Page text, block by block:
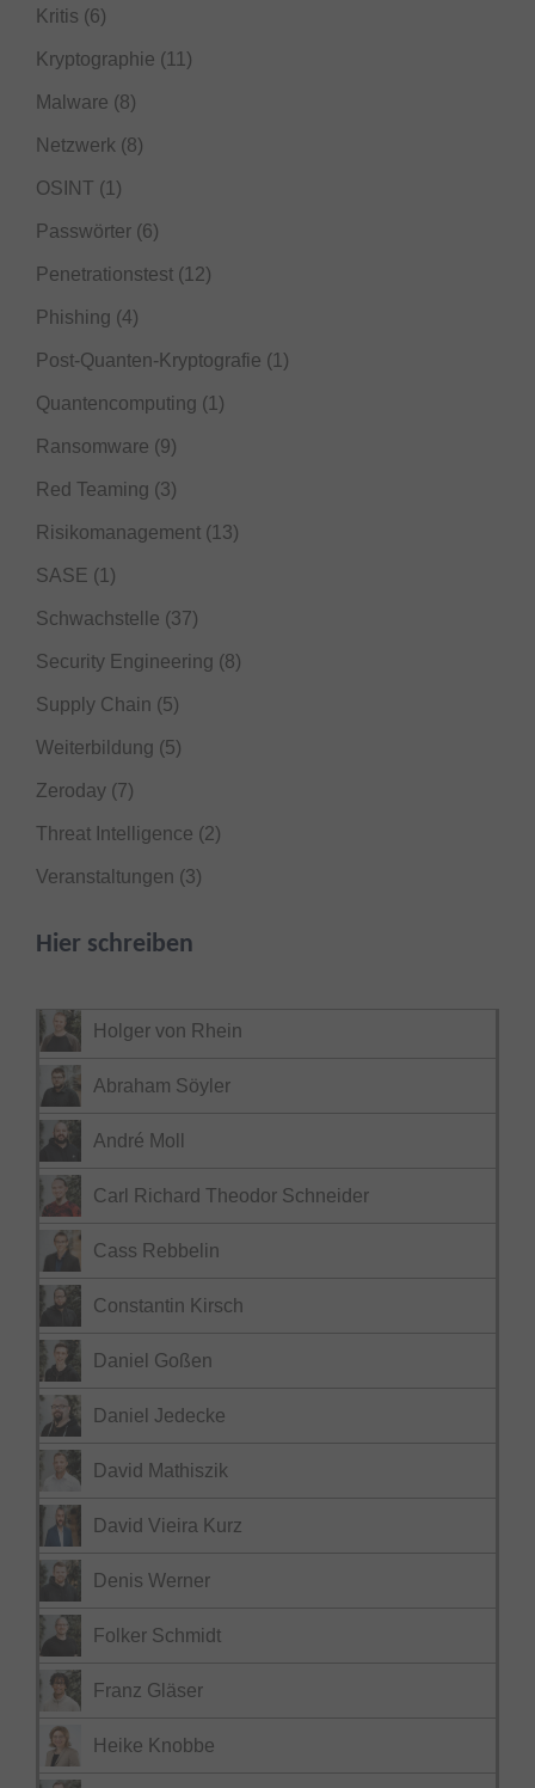
Kritis (6)
Kryptographie (11)
Malware (8)
Netzwerk (8)
OSINT (1)
Passwörter (6)
Penetrationstest (12)
Phishing (4)
Post-Quanten-Kryptografie (1)
Quantencomputing (1)
Ransomware (9)
Red Teaming (3)
Risikomanagement (13)
SASE (1)
Schwachstelle (37)
Security Engineering (8)
Supply Chain (5)
Weiterbildung (5)
Zeroday (7)
Threat Intelligence (2)
Veranstaltungen (3)
Hier schreiben
Holger von Rhein
Abraham Söyler
André Moll
Carl Richard Theodor Schneider
Cass Rebbelin
Constantin Kirsch
Daniel Goßen
Daniel Jedecke
David Mathiszik
David Vieira Kurz
Denis Werner
Folker Schmidt
Franz Gläser
Heike Knobbe